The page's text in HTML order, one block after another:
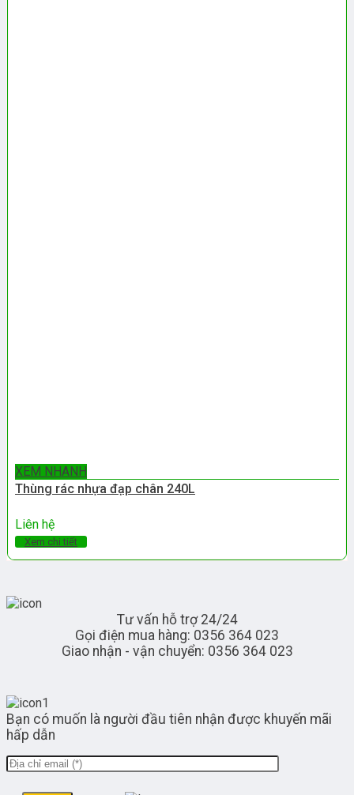
XEM NHANH
Thùng rác nhựa đạp chân 240L
Liên hệ
Xem chi tiết
Tư vấn hỗ trợ 24/24
Gọi điện mua hàng: 0356 364 023
Giao nhận - vận chuyển: 0356 364 023
Bạn có muốn là người đầu tiên nhận được khuyến mãi
hấp dẫn